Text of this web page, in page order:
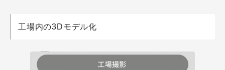
工場内の3Dモデル化